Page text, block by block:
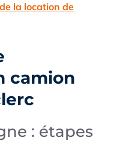
la location de
camion
: étapes